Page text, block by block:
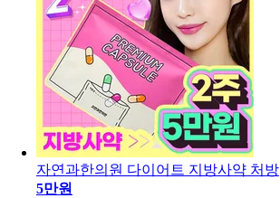
자연과한의원 다이어트 지방사약 처방
5만원